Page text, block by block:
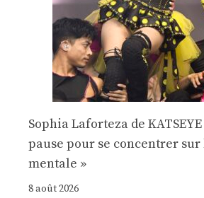
Sophia Laforteza de
pause pour se concentrer sur
mentale »
8 août 2026